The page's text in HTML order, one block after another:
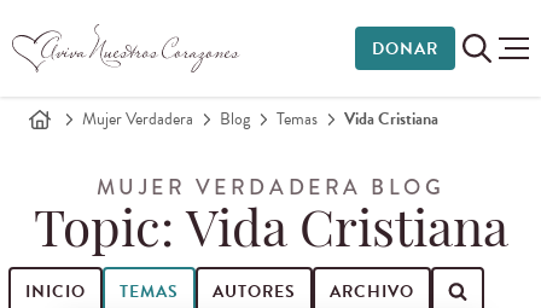
DONAR
Mujer Verdadera Blog Temas Vida Cristiana
MUJER VERDADERA BLOG
Topic: Vida Cristiana
INICIO TEMAS AUTORES ARCHIVO